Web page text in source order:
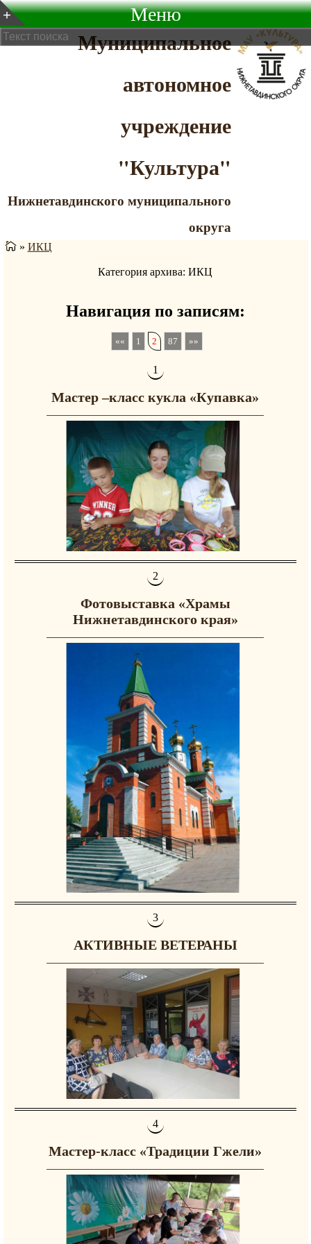
Муниципальное
автономное
учреждение
"Культура"
Нижнетавдинского муниципального
округа
Меню
» ИКЦ
Категория архива: ИКЦ
Навигация по записям:
1 2 87
Мастер –класс кукла «Купавка»
Фотовыставка «Храмы
Нижнетавдинского края»
АКТИВНЫЕ ВЕТЕРАНЫ
Мастер-класс «Традиции Гжели»